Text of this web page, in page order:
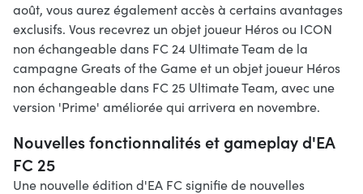
août, vous aurez également accès à certains avantages
exclusifs. Vous recevrez un objet joueur Héros ou ICON
non échangeable dans FC 24 Ultimate Team de la
campagne Greats of the Game et un objet joueur Héros
non échangeable dans FC 25 Ultimate Team, avec une
version 'Prime' améliorée qui arrivera en novembre.
Nouvelles fonctionnalités et gameplay d'EA
FC 25
Une nouvelle édition d'EA FC signifie de nouvelles